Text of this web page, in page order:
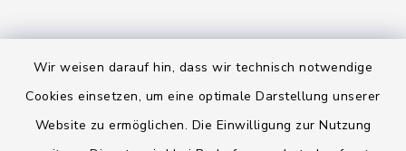
Wir weisen darauf hin, dass wir technisch notwendige
Cookies einsetzen, um eine optimale Darstellung unserer
Website zu ermöglichen. Die Einwilligung zur Nutzung
Kontakt